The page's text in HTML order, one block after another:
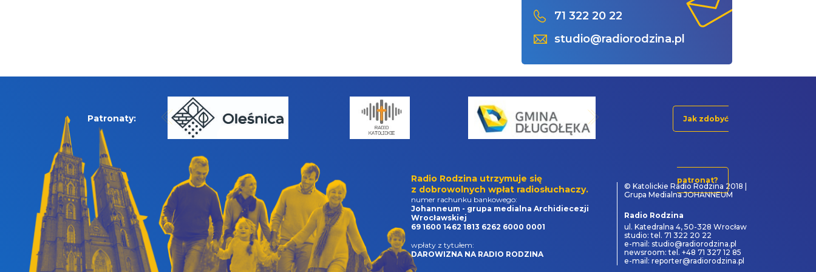
71 322 20 22
studio@radiorodzina.pl
Patronaty: Jak zdobyć
patronat?
Radio Rodzina utrzymuje się
z dobrowolnych wpłat radiosłuchaczy.
numer rachunku bankowego:
Johanneum - grupa medialna Archidiecezji
Wrocławskiej
69 1600 1462 1813 6262 6000 0001
wpłaty z tytułem:
DAROWIZNA NA RADIO RODZINA
© Katolickie Radio Rodzina 2018 |
Grupa Medialna JOHANNEUM
Radio Rodzina
ul. Katedralna 4, 50-328 Wrocław
studio: tel. 71 322 20 22
e-mail: studio@radiorodzina.pl
newsroom: tel. +48 71 327 12 85
e-mail: reporter@radiorodzina.pl